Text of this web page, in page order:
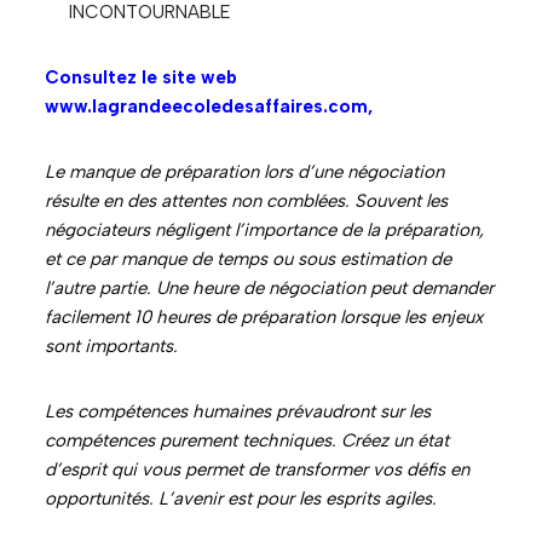
INCONTOURNABLE
Consultez le site web
www.lagrandeecoledesaffaires.com,
Le manque de préparation lors d’une négociation
résulte en des attentes non comblées. Souvent les
négociateurs négligent l’importance de la préparation,
et ce par manque de temps ou sous estimation de
l’autre partie. Une heure de négociation peut demander
facilement 10 heures de préparation lorsque les enjeux
sont importants.
Les compétences humaines prévaudront sur les
compétences purement techniques. Créez un état
d’esprit qui vous permet de transformer vos défis en
opportunités. L’avenir est pour les esprits agiles.